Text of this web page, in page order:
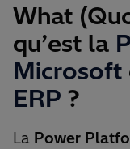
What
qu’est la
Microsoft
ERP ?
La Power